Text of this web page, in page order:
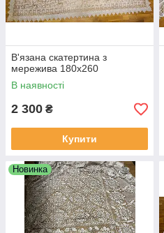
В'язана скатертина з
мережива 180x260
В наявності
2 300 ₴
Купити
Новинка